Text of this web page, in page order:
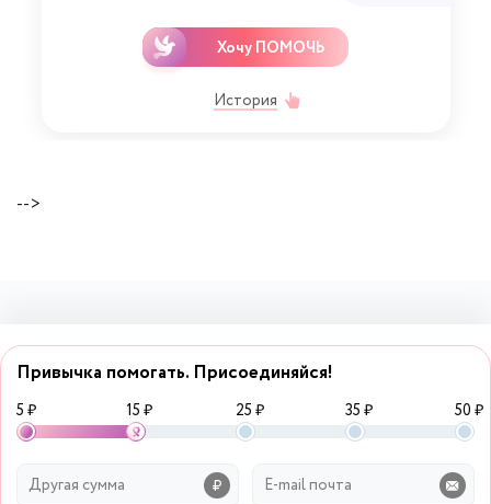
Хочу ПОМОЧЬ
История
-->
Привычка помогать. Присоединяйся!
5 ₽ 15 ₽ 25 ₽ 35 ₽ 50 ₽